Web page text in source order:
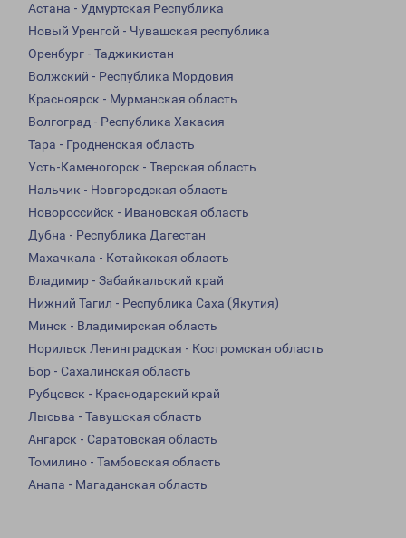
Астана - Удмуртская Республика
Новый Уренгой - Чувашская республика
Оренбург - Таджикистан
Волжский - Республика Мордовия
Красноярск - Мурманская область
Волгоград - Республика Хакасия
Тара - Гродненская область
Усть-Каменогорск - Тверская область
Нальчик - Новгородская область
Новороссийск - Ивановская область
Дубна - Республика Дагестан
Махачкала - Котайкская область
Владимир - Забайкальский край
Нижний Тагил - Республика Саха (Якутия)
Минск - Владимирская область
Норильск Ленинградская - Костромская область
Бор - Сахалинская область
Рубцовск - Краснодарский край
Лысьва - Тавушская область
Ангарск - Саратовская область
Томилино - Тамбовская область
Анапа - Магаданская область